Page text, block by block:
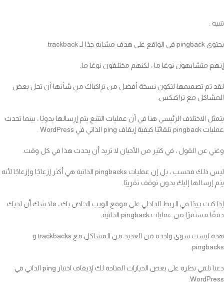
تنبيه :
يحتوي pingback في الواقع على هدف مشابه جدًا لـ trackback.
إنهم متشابهون نوعًا ما ، لكنهم مختلفون نوعًا ما.
لقد تم تصميمها لتكون نسخة أفضل من تراكباك من شأنها أن تحل بعض
المشاكل مع تراكبكس.
يتمثل الاختلاف الرئيسي هنا في أن عمليات التتبع يتم إرسالها يدويًا ، بينما تحدث
عمليات pingback تلقائيًا كيفية إيقاف ping الذاتي في WordPress .
وغني عن القول ، في كثير من الأحيان لا تريد أن يحدث هذا في كل وقت.
ليس ذلك فحسب ، بل إن عمليات pingbacks الذاتية هي أكثر إزعاجًا وإزعاجًا لأنه
يتم إرسالها إليك بدون توقف تقريبًا.
إذا كنت جيدًا في الربط الداخلي على موقع الويب الخاص بك ، فلا شك أن لديك
دفقًا مستمرًا من عمليات pingback الذاتية.
هذه ليست سوى واحدة من العديد من المشاكل مع trackbacks و
pingbacks.
دعنا نلقي نظرة على بعض الخيارات المتاحة لك لإيقاف اختبار ping الذاتي في
WordPress.